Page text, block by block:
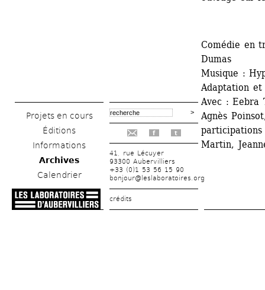
Projets en cours
Éditions
Informations
Archives
Calendrier
f t
41, rue Lécuyer
93300 Aubervilliers
+33 (0)1 53 56 15 90
bonjour@leslaboratoires.org
crédits
Comédie en
Dumas
Musique :
Adaptation et
Avec : Eebra
Agnès
participations
Martin,